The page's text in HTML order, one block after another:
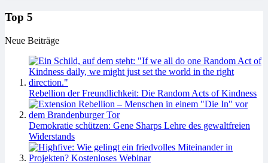
Top 5
Neue Beiträge
Rebellion der Freundlichkeit: Die Random Acts of Kindness
Demokratie schützen: Gene Sharps Lehre des gewaltfreien
Widerstands